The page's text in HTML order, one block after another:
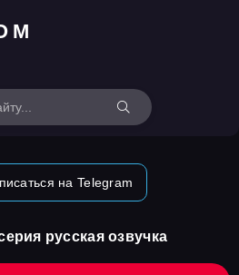
на Telegram
русская озвучка